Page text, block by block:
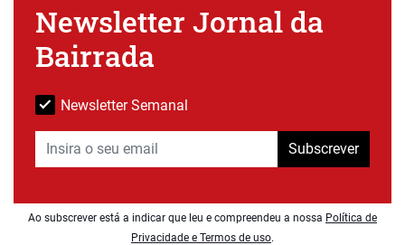
Newsletter Jornal da
Bairrada
Newsletter Semanal
Subscrever
Ao subscrever está a indicar que leu e compreendeu a nossa Política de
Privacidade e Termos de uso.